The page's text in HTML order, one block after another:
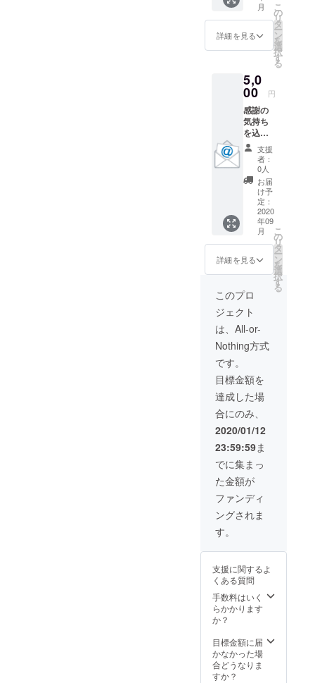
をメー
ルにて
送らせ
ていた
だきま
月
詳細を見る
こ
の
リ
タ
ー
ン
を
選
択
す
る
5,0
00 円
感謝の
気持ち
を込め
てお礼
のメッ
セージ
と、大
会当日
の様子
の写真
と動画
をメー
ルにて
送らせ
ていた
だき、
完成し
たカ
ヌーに
支援者
様のお
名前を
をつけ
させて
いただ
きま
す。 ご
希望の
お名前
を備考
欄にご
記載く
ださ
い。
支援
者：
0人
お届
け予
定：
2020
年09
月
詳細を見る
こ
の
リ
タ
ー
ン
を
選
択
す
る
このプロ
ジェクト
は、All-or-
Nothing方式
です。
目標金額を
達成した場
合にのみ、
2020/01/12
23:59:59ま
でに集まっ
た金額が
ファンディ
ングされま
す。
支援に関するよ
くある質問
手数料はいく
らかかります
か？
目標金額に届
かなかった場
合どうなりま
すか？